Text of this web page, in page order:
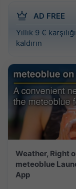
AD FREE
Yıllık 9 €
kaldırın
Weather, Right
meteoblue
App